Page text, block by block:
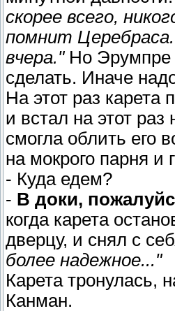
скорее всего,
помнит Церебраса.
вчера."Но Эрумпре
сделать. Иначе
На этот раз карета
и встал на этот
смогла облить его
на мокрого парня и
- Куда едем?
- В доки,
когда карета
дверцу, и снял с
более надежное..."
Карета тронулась,
Канман.